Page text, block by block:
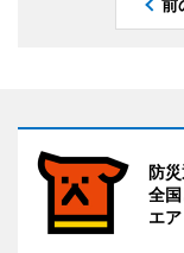
防
全
エア